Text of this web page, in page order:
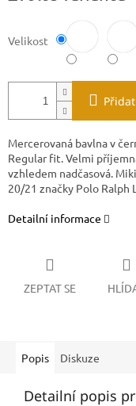
Velikost
Mercerovaná bavlna v
Regular fit. Velmi
vzhledem nadčasová.
20/21 značky Polo Ralph
Detailní informace
ZEPTAT SE
Popis Diskuze
Detailní popis